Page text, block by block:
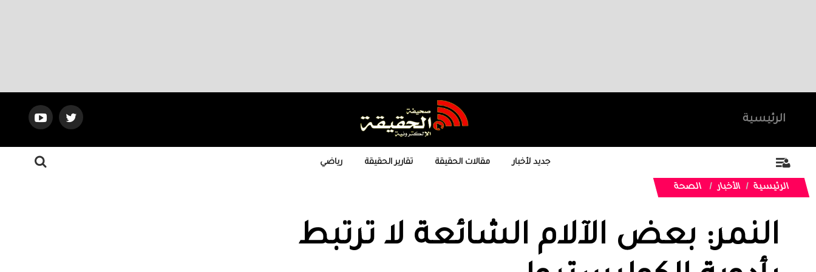
الرئيسية
جديد لأخبار مقالات الحقيقة تقارير الحقيقة رياضي
الرئيسية الأخبار الصحة
النمر: بعض الآلام الشائعة لا ترتبط